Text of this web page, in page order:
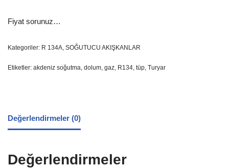
Fiyat sorunuz…
Kategoriler: R 134A SOĞUTUCU AKIŞKANLAR
Etiketler: akdeniz soğutma dolum gaz R134 tüp Turyar
Değerlendirmeler (0)
Değerlendirmeler